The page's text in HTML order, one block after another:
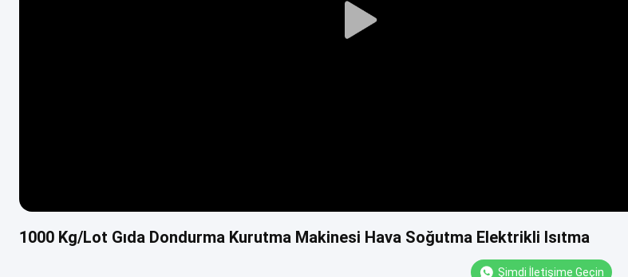
Play
1000 Kg/Lot Gıda Dondurma Kurutma Makinesi Hava Soğutma Elektrikli Isıtma
Şimdi İletişime Geçin